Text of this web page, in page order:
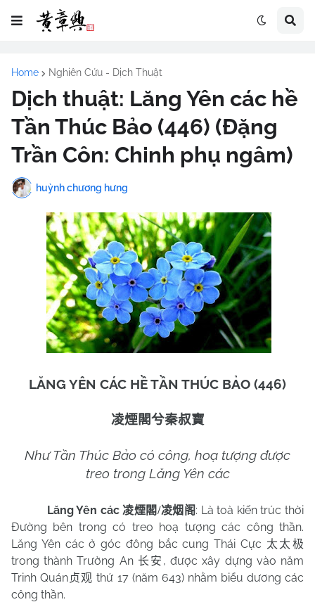
Home Nghiên Cứu - Dịch Thuật
Dịch thuật: Lăng Yên các hề
Tần Thúc Bảo (446) (Đặng
Trần Côn: Chinh phụ ngâm)
huỳnh chương hưng
LĂNG YÊN CÁC HỀ TẦN THÚC BẢO (446)
凌煙閣兮秦叔寶
Như Tần Thúc Bảo có công, hoạ tượng được
treo trong Lăng Yên các
Lăng Yên các凌煙閣/凌烟阁: Là toà kiến trúc thời
Đường bên trong có treo hoạ tượng các công thần.
Lăng Yên các ở góc đông bắc cung Thái Cực 太太极
trong thành Trường An 长安 , được xây dựng vào năm
Trinh Quán 贞观 thứ 17 (năm 643) nhằm biểu dương các
công thần.